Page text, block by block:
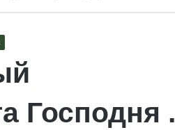
Господня .